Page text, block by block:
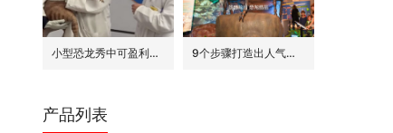
小型恐龙秀中可盈利的7种模式 9个步骤打造出人气旺的巨型昆虫世界展
产品列表